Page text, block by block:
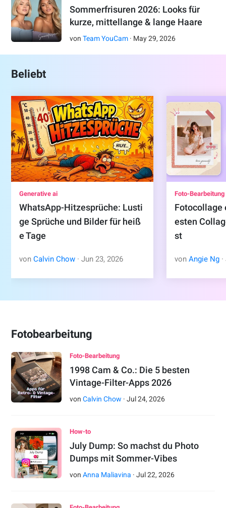
Sommerfrisuren 2026: Looks für
kurze, mittellange & lange Haare
vonTeam YouCam · May 29,2026
Beliebt
Generative ai
WhatsApp-Hitzesprüche: Lusti
ge Sprüche und Bilder für heiß
e Tage
vonCalvin Chow ·Jun 23, 2026
Foto-Bearbeitung
Fotocollage
esten
st
vonAngie Ng ·
Fotobearbeitung
Foto-Bearbeitung
1998 Cam & Co.: Die 5 besten
Vintage-Filter-Apps 2026
vonCalvin Chow ·Jul 24,2026
How-to
July Dump: So machst du Photo
Dumps mit Sommer-Vibes
vonAnna Maliavina ·Jul 22,2026